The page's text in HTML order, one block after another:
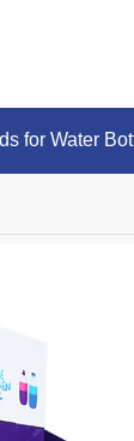
for Water